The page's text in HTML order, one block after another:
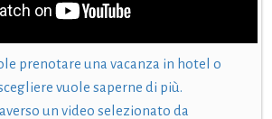
prenotare una vacanza in hotel o
vuole saperne di più.
un video selezionato da